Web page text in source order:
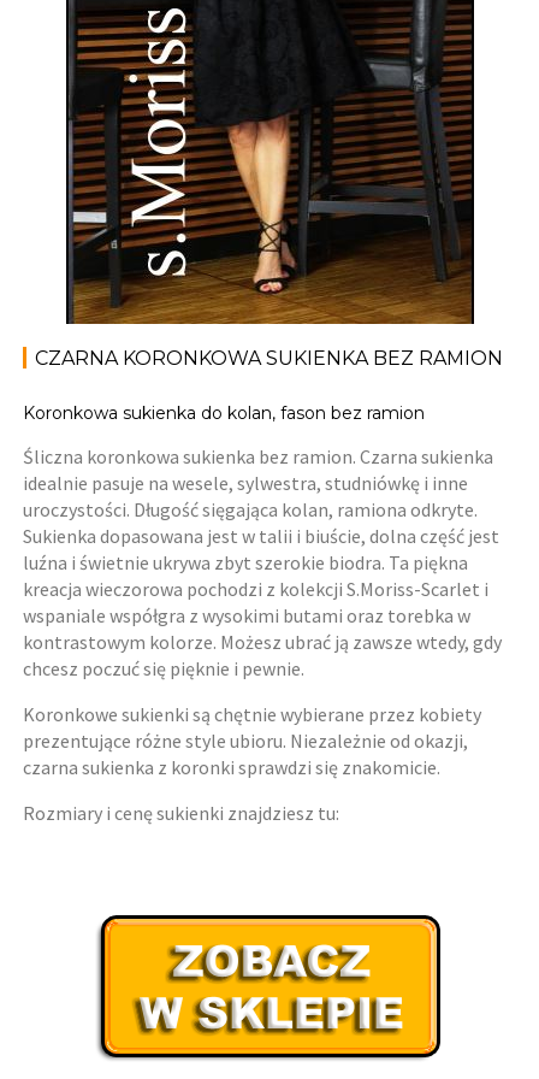
CZARNA KORONKOWA SUKIENKA BEZ RAMION
Koronkowa sukienka do kolan, fason bez ramion
Śliczna koronkowa sukienka bez ramion. Czarna sukienka
idealnie pasuje na wesele, sylwestra, studniówkę i inne
uroczystości. Długość sięgająca kolan, ramiona odkryte.
Sukienka dopasowana jest w talii i biuście, dolna część jest
luźna i świetnie ukrywa zbyt szerokie biodra. Ta piękna
kreacja wieczorowa pochodzi z kolekcji S.Moriss-Scarlet i
wspaniale współgra z wysokimi butami oraz torebka w
kontrastowym kolorze. Możesz ubrać ją zawsze wtedy, gdy
chcesz poczuć się pięknie i pewnie.
Koronkowe sukienki są chętnie wybierane przez kobiety
prezentujące różne style ubioru. Niezależnie od okazji,
czarna sukienka z koronki sprawdzi się znakomicie.
Rozmiary i cenę sukienki znajdziesz tu: